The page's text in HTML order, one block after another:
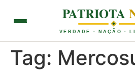
PATRIOTA
VERDADE · NAÇÃO ·
Tag: